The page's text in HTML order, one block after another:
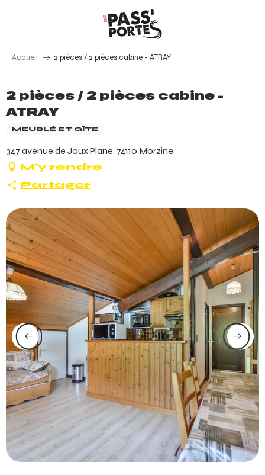
Accueil 2 pièces / 2 pièces cabine - ATRAY
2 pièces / 2 pièces cabine -
ATRAY
MEUBLÉ ET GÎTE
347 avenue de Joux Plane, 74110 Morzine
M'y rendre
Partager